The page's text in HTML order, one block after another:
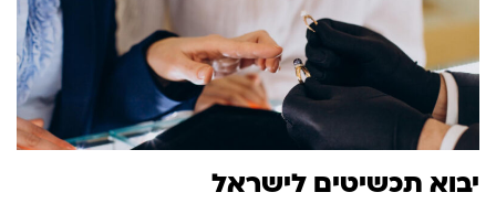
יבוא תכשיטים לישראל